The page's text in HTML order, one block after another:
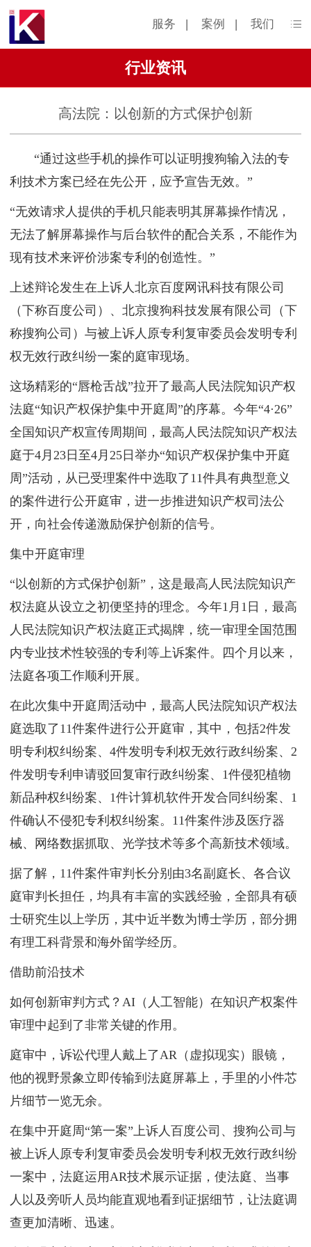
服务 | 案例 | 我们
行业资讯
高法院：以创新的方式保护创新
“通过这些手机的操作可以证明搜狗输入法的专
利技术方案已经在先公开，应予宣告无效。”
“无效请求人提供的手机只能表明其屏幕操作情况，
无法了解屏幕操作与后台软件的配合关系，不能作为
现有技术来评价涉案专利的创造性。”
上述辩论发生在上诉人北京百度网讯科技有限公司
（下称百度公司）、北京搜狗科技发展有限公司（下
称搜狗公司）与被上诉人原专利复审委员会发明专利
权无效行政纠纷一案的庭审现场。
这场精彩的“唇枪舌战”拉开了最高人民法院知识产权
法庭“知识产权保护集中开庭周”的序幕。今年“4·26”
全国知识产权宣传周期间，最高人民法院知识产权法
庭于4月23日至4月25日举办“知识产权保护集中开庭
周”活动，从已受理案件中选取了11件具有典型意义
的案件进行公开庭审，进一步推进知识产权司法公
开，向社会传递激励保护创新的信号。
集中开庭审理
“以创新的方式保护创新”，这是最高人民法院知识产
权法庭从设立之初便坚持的理念。今年1月1日，最高
人民法院知识产权法庭正式揭牌，统一审理全国范围
内专业技术性较强的专利等上诉案件。四个月以来，
法庭各项工作顺利开展。
在此次集中开庭周活动中，最高人民法院知识产权法
庭选取了11件案件进行公开庭审，其中，包括2件发
明专利权纠纷案、4件发明专利权无效行政纠纷案、2
件发明专利申请驳回复审行政纠纷案、1件侵犯植物
新品种权纠纷案、1件计算机软件开发合同纠纷案、1
件确认不侵犯专利权纠纷案。11件案件涉及医疗器
械、网络数据抓取、光学技术等多个高新技术领域。
据了解，11件案件审判长分别由3名副庭长、各合议
庭审判长担任，均具有丰富的实践经验，全部具有硕
士研究生以上学历，其中近半数为博士学历，部分拥
有理工科背景和海外留学经历。
借助前沿技术
如何创新审判方式？AI（人工智能）在知识产权案件
审理中起到了非常关键的作用。
庭审中，诉讼代理人戴上了AR（虚拟现实）眼镜，
他的视野景象立即传输到法庭屏幕上，手里的小件芯
片细节一览无余。
在集中开庭周“第一案”上诉人百度公司、搜狗公司与
被上诉人原专利复审委员会发明专利权无效行政纠纷
一案中，法庭运用AR技术展示证据，使法庭、当事
人以及旁听人员均能直观地看到证据细节，让法庭调
查更加清晰、迅速。